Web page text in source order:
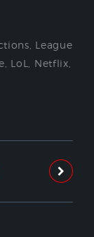
League
LoL Netflix